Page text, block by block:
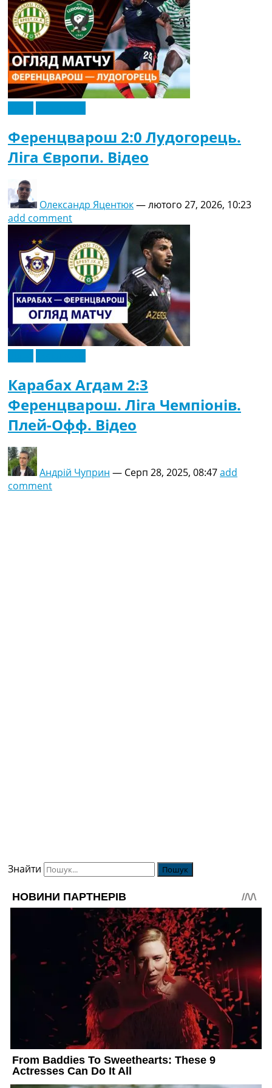
Ференцварош 2:0 Лудогорець.
Ліга Європи. Відео
Олександр Яцентюк—лютого 27, 2026, 10:23
add comment
Карабах Агдам 2:3
Ференцварош. Ліга Чемпіонів.
Плей-Офф. Відео
Андрій Чуприн — Серп 28, 2025, 08:47add
comment
Знайти